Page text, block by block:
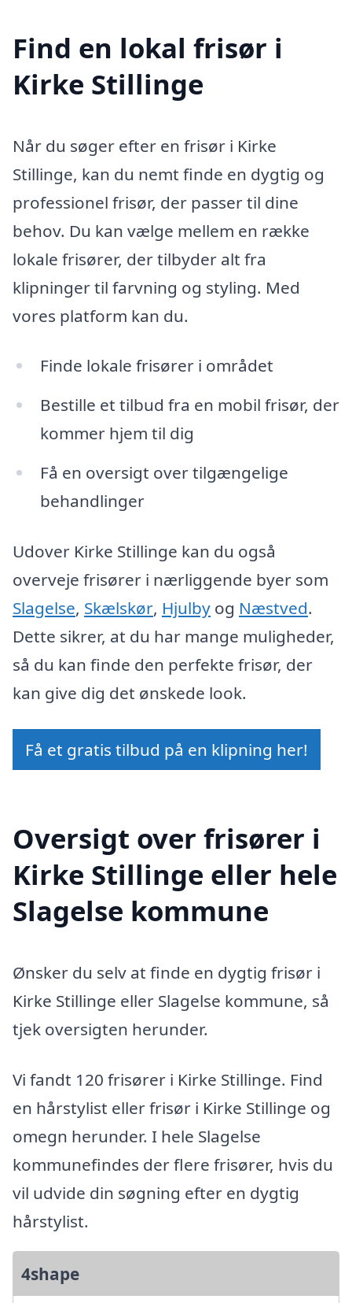
Find en lokal frisør i
Kirke Stillinge
Når du søger efter en frisør i Kirke
Stillinge, kan du nemt finde en dygtig og
professionel frisør, der passer til dine
behov. Du kan vælge mellem en række
lokale frisører, der tilbyder alt fra
klipninger til farvning og styling. Med
vores platform kan du.
Finde lokale frisører i området
Bestille et tilbud fra en mobil frisør, der
kommer hjem til dig
Få en oversigt over tilgængelige
behandlinger
Udover Kirke Stillinge kan du også
overveje frisører i nærliggende byer som
Slagelse, Skælskør, Hjulby og Næstved.
Dette sikrer, at du har mange muligheder,
så du kan finde den perfekte frisør, der
kan give dig det ønskede look.
Få et gratis tilbud på en klipning her!
Oversigt over frisører i
Kirke Stillinge eller hele
Slagelse kommune
Ønsker du selv at finde en dygtig frisør i
Kirke Stillinge eller Slagelse kommune, så
tjek oversigten herunder.
Vi fandt 120 frisører i Kirke Stillinge. Find
en hårstylist eller frisør i Kirke Stillinge og
omegn herunder. I hele Slagelse
kommunefindes der flere frisører, hvis du
vil udvide din søgning efter en dygtig
hårstylist.
4shape